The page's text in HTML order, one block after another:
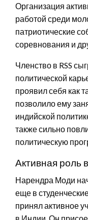
Организация
работой среди
патриотические
соревнования и
Членство в RSS
политической
проявил себя как
позволило ему
индийской
также сильно
политическую
Активная роль
Нарендра Моди
еще в
принял активное